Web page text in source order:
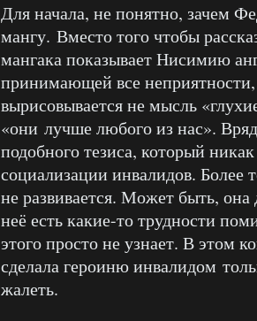
Для начала, не понятно, зачем
мангу. Вместо того чтобы
мангака показывает Нисимию
принимающей все неприятности,
вырисовывается не мысль
«они лучше любого из нас».
подобного тезиса, который
социализации инвалидов. Более
не развивается. Может быть,
неё есть какие-то трудности
этого просто не узнает. В этом
сделала героиню инвалидом
жалеть.